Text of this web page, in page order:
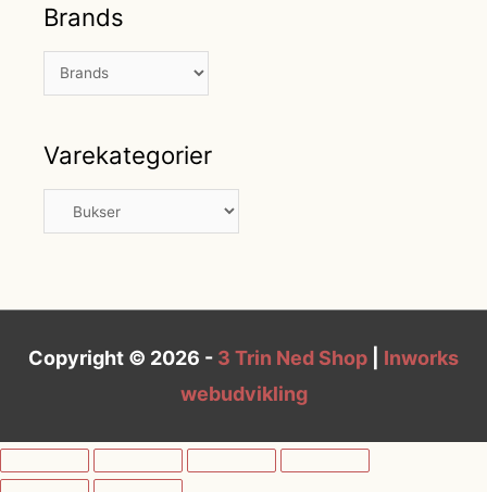
Brands
Varekategorier
Copyright © 2026 - 3 Trin Ned Shop
Inworks
webudvikling